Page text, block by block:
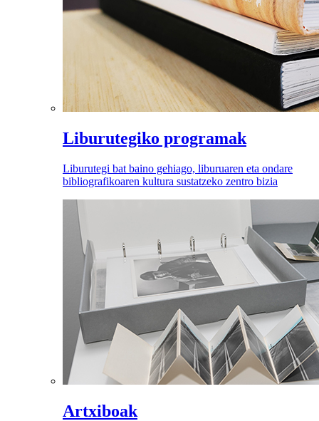
Liburutegiko programak
Liburutegi bat baino gehiago, liburuaren eta ondare
bibliografikoaren kultura sustatzeko zentro bizia
Artxiboak